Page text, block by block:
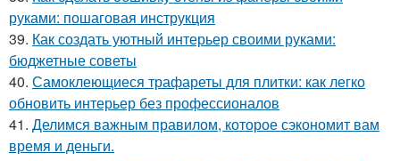
руками: пошаговая инструкция
39. Как создать уютный интерьер своими руками:
бюджетные советы
40. Самоклеющиеся трафареты для плитки: как легко
обновить интерьер без профессионалов
41. Делимся важным правилом, которое сэкономит вам
время и деньги.